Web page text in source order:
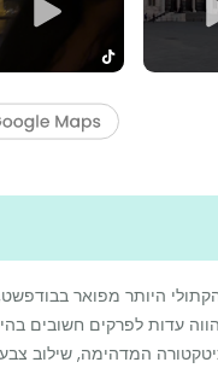
היותר מפואר
13. הכנסייה מהווה עדות לפרקים
המדהימה, שילוב